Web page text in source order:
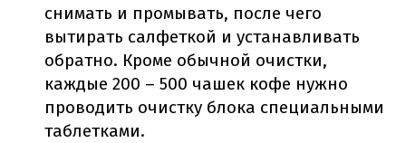
снимать и промывать, после чего
вытирать салфеткой и устанавливать
обратно. Кроме обычной очистки,
каждые 200 – 500 чашек кофе нужно
проводить очистку блока специальными
таблетками.